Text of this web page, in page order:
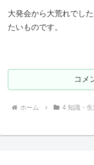
大発会から大荒れでし
たいものです。
コメ
ホーム 4 知識・生